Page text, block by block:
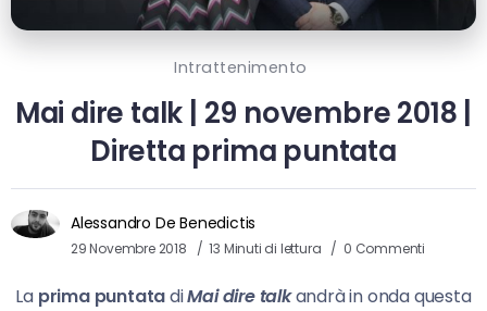
Intrattenimento
Mai dire talk | 29 novembre 2018 |
Diretta prima puntata
Alessandro De Benedictis
29 Novembre 2018 13 Minuti di lettura 0 Commenti
La prima puntatadiMai dire talkandrà in onda questa